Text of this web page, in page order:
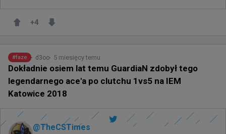
+4
#faze d3oo 5 miesięcy temu
Dokładnie osiem lat temu GuardiaN zdobył tego
legendarnego ace'a po clutchu 1vs5 na IEM
Katowice 2018
@TheCSTimes